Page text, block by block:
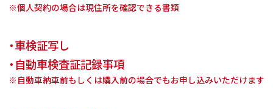
※個人契約の場合は現住所を確認できる書類
・車検証写し
・自動車検査証記録事項
※自動車納車前もしくは購入前の場合でもお申し込みいただけます